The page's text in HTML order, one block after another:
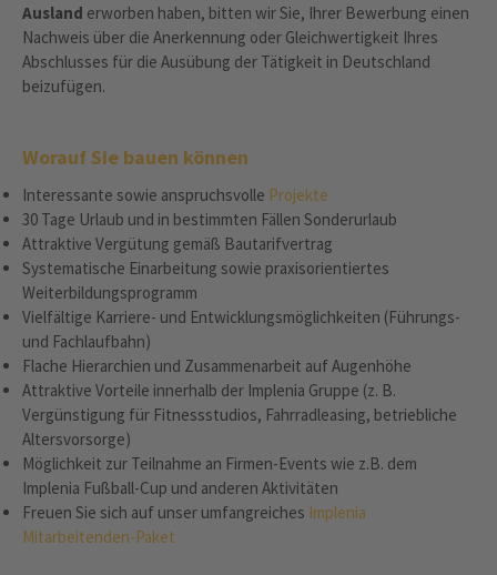
Ausland erworben haben, bitten wir Sie, Ihrer Bewerbung einen
Nachweis über die Anerkennung oder Gleichwertigkeit Ihres
Abschlusses für die Ausübung der Tätigkeit in Deutschland
beizufügen.
Worauf Sie bauen können
Interessante sowie anspruchsvolle Projekte
30 Tage Urlaub und in bestimmten Fällen Sonderurlaub
Attraktive Vergütung gemäß Bautarifvertrag
Systematische Einarbeitung sowie praxisorientiertes
Weiterbildungsprogramm
Vielfältige Karriere- und Entwicklungsmöglichkeiten (Führungs-
und Fachlaufbahn)
Flache Hierarchien und Zusammenarbeit auf Augenhöhe
Attraktive Vorteile innerhalb der Implenia Gruppe (z. B.
Vergünstigung für Fitnessstudios, Fahrradleasing, betriebliche
Altersvorsorge)
Möglichkeit zur Teilnahme an Firmen-Events wie z.B. dem
Implenia Fußball-Cup und anderen Aktivitäten
Freuen Sie sich auf unser umfangreiches Implenia
Mitarbeitenden-Paket